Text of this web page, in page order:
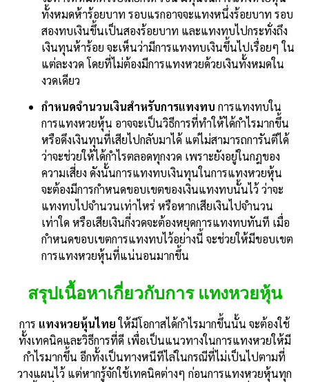
ทั้งหมดห้าร้อยบาท รอบแรกอาจจะแทงหนึ่งร้อยบาท รอบ
สองทบเงินขึ้นเป็นสองร้อยบาท และแทงทบไปกระทั่งถึง
เงินทุนห้าร้อย จะเห็นว่ามีการแทงทบเงินขึ้นไปเรื่อยๆ ใน
แต่ละงวด โดยที่ไม่ต้องมีการแทงหวยด้วยเงินทั้งหมดใน
งวดเดียว
กำหนดจำนวนเงินสำหรับการแทงทบ การแทงทบใน
การแทงหวยหุ้น อาจจะเป็นวิธีการที่ทำให้ได้กำไรมากขึ้น
หรือดึงเงินทุนที่เสียไปกลับมาได้ แต่ไม่สามารถการันตีได้
ว่าจะช่วยให้ได้กำไรตลอดทุกงวด เพราะยังอยู่ในกฎของ
ความเสี่ยง ดังนั้นการแทงทบเงินทุนในการแทงหวยหุ้น
จะต้องมีการกำหนดขอบเขตของเงินแทงทบนั้นไว้ ว่าจะ
แทงทบไปจำนวนเท่าไหร่ หรือหากเสียเงินไปจำนวน
เท่าใด หรือเสียเงินกี่งวดจะต้องหยุดการแทงทบทันที เมื่อ
กำหนดขอบเขตการแทงทบไว้อย่างนี้ จะช่วยให้มีขอบเขต
การแทงหวยหุ้นที่แน่นอนมากขึ้น
สรุปเนื้อหาเกี่ยวกับการ แทงหวยหุ้น
การ แทงหวยหุ้นไทยให้มีโอกาสได้กำไรมากขึ้นนั้น จะต้องใช้
ทั้งเทคนิคและวิธีการที่ดี เพื่อเป็นแนวทางในการแทงหวยให้มี
กำไรมากขึ้น อีกทั้งเป็นทางหนีทีไล่ในกรณีที่ไม่เป็นไปตามที่
วางแผนไว้ แต่หากรู้จักใช้เทคนิคต่างๆ ก่อนการแทงหวยหุ้นทุก